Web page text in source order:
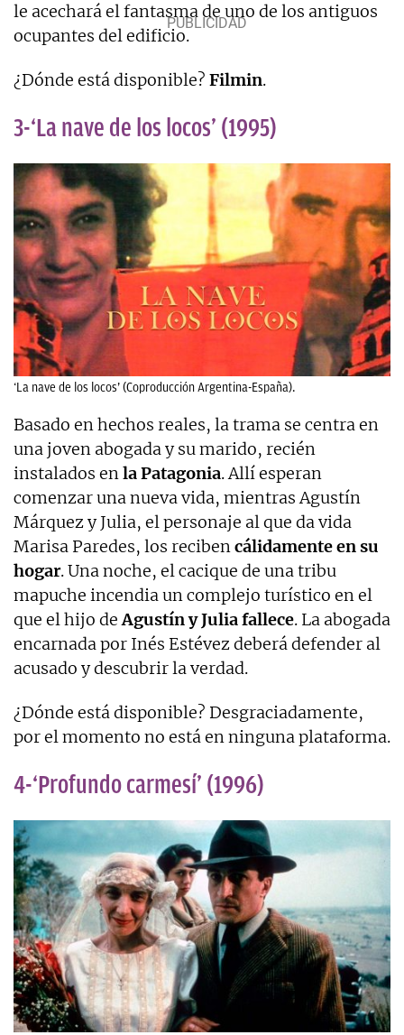
le acechará el fantasma de uno de los antiguos
ocupantes del edificio.
¿Dónde está disponible? Filmin.
3-‘La nave de los locos’ (1995)
‘La nave de los locos’ (Coproducción Argentina-España).
Basado en hechos reales, la trama se centra en
una joven abogada y su marido, recién
instalados enla Patagonia. Allí esperan
comenzar una nueva vida, mientras Agustín
Márquez y Julia, el personaje al que da vida
Marisa Paredes, los recibencálidamente en su
hogar. Una noche, el cacique de una tribu
mapuche incendia un complejo turístico en el
que el hijo deAgustín y Julia fallece. La abogada
encarnada por Inés Estévez deberá defender al
acusado y descubrir la verdad.
¿Dónde está disponible? Desgraciadamente,
por el momento no está en ninguna plataforma.
4-‘Profundo carmesí’ (1996)